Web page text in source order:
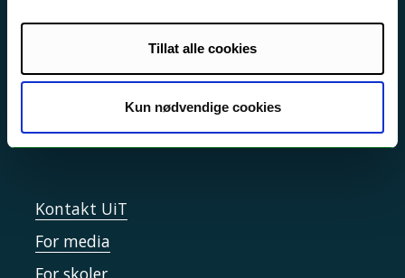
Tillat alle cookies
Kun nødvendige cookies
Sikkerhet, beredskap og personvern
Informasjonskapsler
Tilgjengelighetserklæring
Kontakt UiT
For media
For skoler